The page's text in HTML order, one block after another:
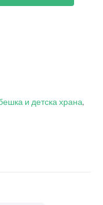
и детска храна,